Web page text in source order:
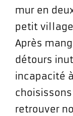
mur en
petit
Après
détours
incapacité
retrouver